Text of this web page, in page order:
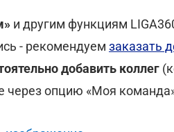
и другим функциям
- рекомендуем заказать
добавить коллег
через опцию «Моя